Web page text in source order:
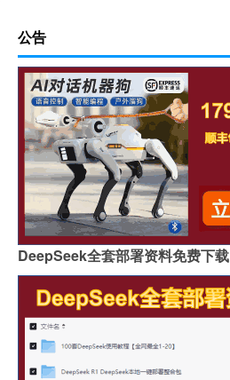
公告
DeepSeek全套部署资料免费下载